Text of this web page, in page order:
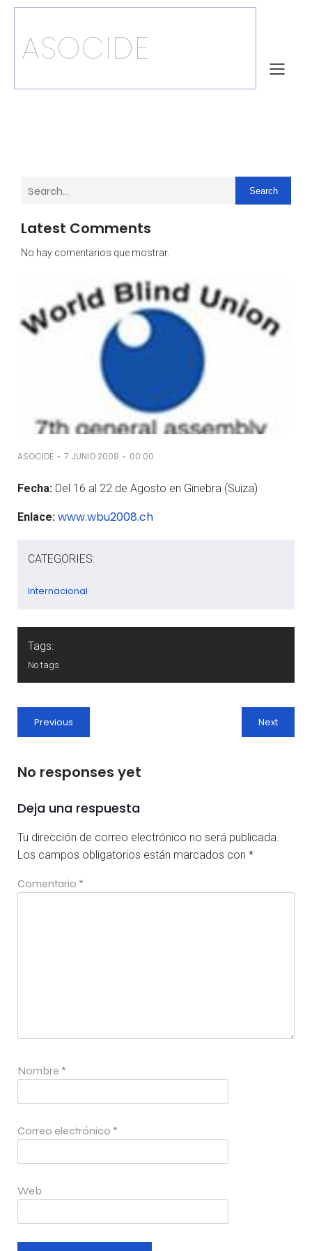
ASOCIDE
Search
Latest Comments
No hay comentarios que mostrar.
ASOCIDE - 7 JUNIO 2008 - 00:00
Fecha: Del 16 al 22 de Agosto en Ginebra (Suiza)
Enlace: www.wbu2008.ch
CATEGORIES:
Internacional
Tags:
No tags
Previous Next
No responses yet
Deja una respuesta
Tu dirección de correo electrónico no será publicada.
Los campos obligatorios están marcados con *
Comentario *
Nombre *
Correo electrónico *
Web